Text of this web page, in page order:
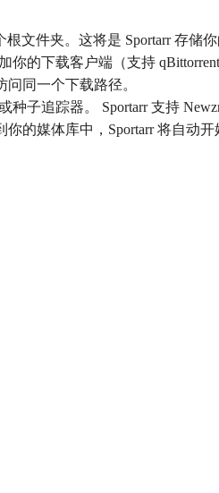
文件夹。这将是 Sportarr 存储
的下载客户端（支持 qBittorrent
同一个下载路径。
子追踪器。 Sportarr 支持
的媒体库中，Sportarr 将自动开